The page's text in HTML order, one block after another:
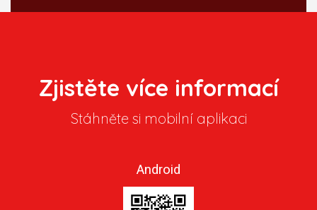
Zjistěte více informací
Stáhněte si mobilní aplikaci
Android